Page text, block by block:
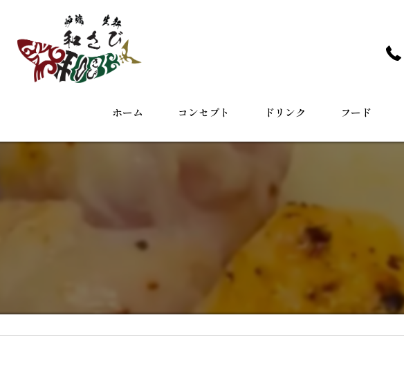
ホーム コンセプト ドリンク フード